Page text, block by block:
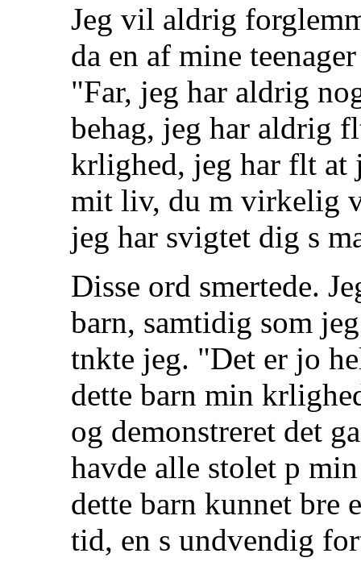
Jeg vil aldrig
da en af mine
"Far, jeg har aldrig
behag, jeg har aldrig
krlighed, jeg har flt at
mit liv, du m virkelig
jeg har svigtet dig s
Disse ord smertede.
barn, samtidig som
tnkte jeg. "Det er jo
dette barn min
og demonstreret det
havde alle stolet p
dette barn kunnet bre
tid, en s undvendig